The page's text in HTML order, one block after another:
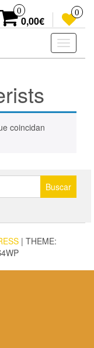
0
0,00€
0
Toggle
coincidan
Buscar
| THEME: